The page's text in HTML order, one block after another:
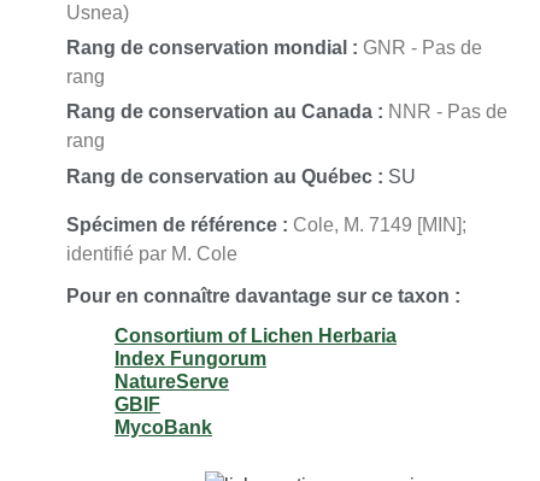
Usnea)
Rang de conservation mondial : GNR - Pas de
rang
Rang de conservation au Canada : NNR - Pas de
rang
Rang de conservation au Québec : SU
Spécimen de référence : Cole, M. 7149 [MIN];
identifié par M. Cole
Pour en connaître davantage sur ce taxon :
Consortium of Lichen Herbaria
Index Fungorum
NatureServe
GBIF
MycoBank